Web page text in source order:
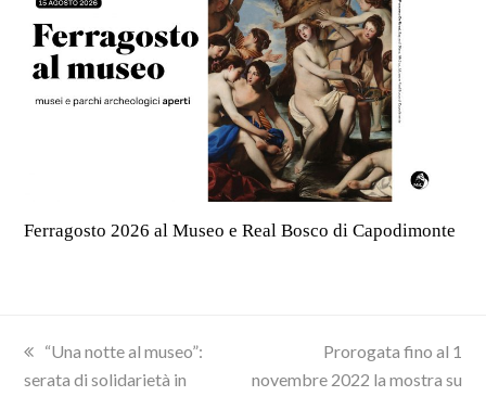
Ferragosto 2026 al Museo e Real Bosco di Capodimonte
previous
post:
“Una notte al museo”:
serata di solidarietà in
next
post:
Prorogata fino al 1
novembre 2022 la mostra su